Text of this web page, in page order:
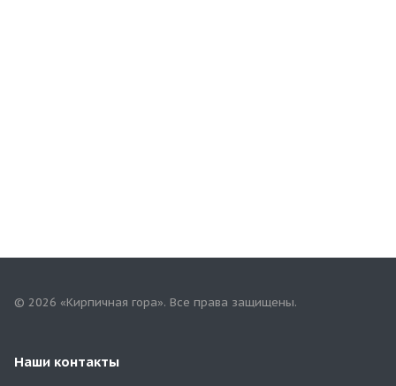
© 2026 «Кирпичная гора». Все права защищены.
Наши контакты